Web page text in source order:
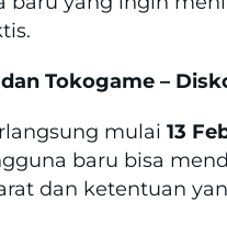
Tokogame –
mulai 13
baru bisa
dan ketentuan